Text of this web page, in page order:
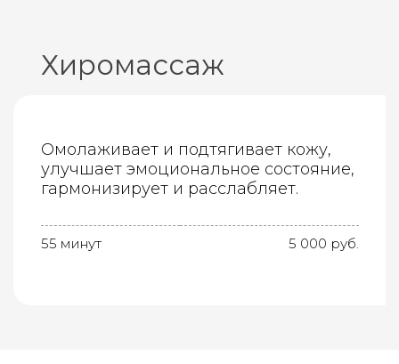
Хиромассаж
Омолаживает и подтягивает кожу,
улучшает эмоциональное состояние,
гармонизирует и расслабляет.
55 минут 5 000 руб.